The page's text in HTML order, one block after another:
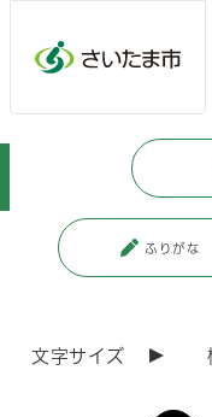
ふりがな
文字サイズ
観光・スポ
>